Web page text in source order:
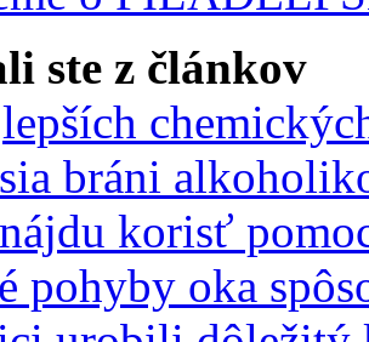
ste z článkov
bráni
korisť
pohyby oka